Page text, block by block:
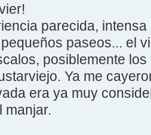
parecida,
paseos... el
posiblemente
Ya me
era ya muy
manjar.